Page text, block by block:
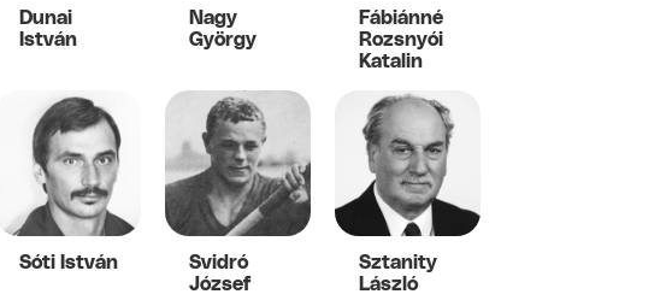
Dunai
István
Nagy
György
Fábiánné
Rozsnyói
Katalin
Sóti István
Svidró
József
Sztanity
László